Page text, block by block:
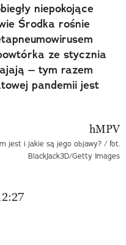
niepokojące
Środka rośnie
ze stycznia
– tym razem
pandemii jest
jest i jakie są jego objawy? / fot.
BlackJack3D/Getty Images